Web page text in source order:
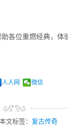
各位重燃经典，体
人人网 微信
文标签： 复古传奇